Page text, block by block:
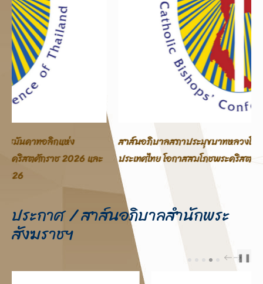
สาส์นอภิบาลสภาประมุขบาทหลวงโรมันคาทอลิกแห่ง
ประเทศไทย โอกาสสมโภชพระคริสตสมภพ คริสตศักราช 2025
ประกาศ / สาส์นอภิบาลสำนักพระ
สังฆราชฯ
PREV
NEXT
❚❚